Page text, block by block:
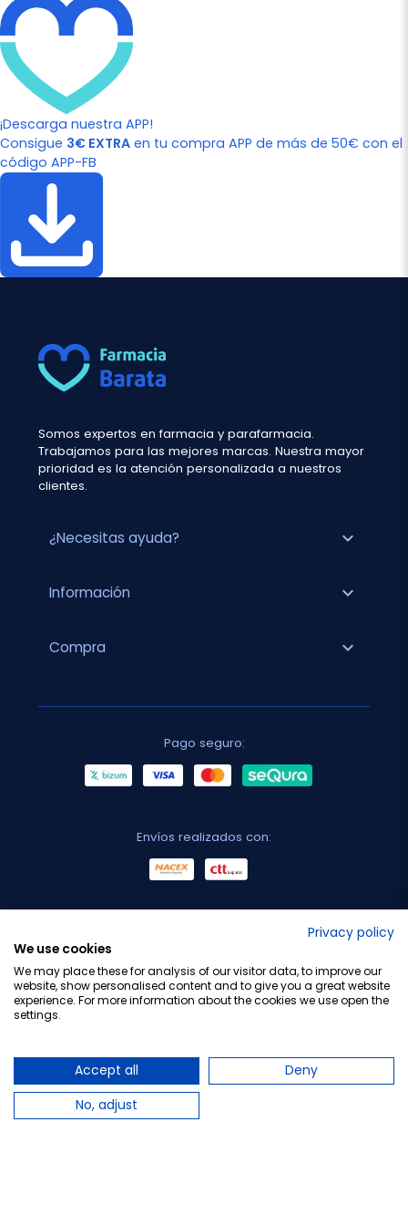
¡Descarga nuestra APP!
Consigue 3€ EXTRA en tu compra APP de más de 50€ con el
código APP-FB
Somos expertos en farmacia y parafarmacia.
Trabajamos para las mejores marcas. Nuestra mayor
prioridad es la atención personalizada a nuestros
clientes.
¿Necesitas ayuda? expand_more
Información expand_more
Compra expand_more
Pago seguro:
Envíos realizados con:
Privacy policy
We use cookies
We may place these for analysis of our visitor data, to improve our
website, show personalised content and to give you a great website
experience. For more information about the cookies we use open the
settings.
Accept all
Deny
No, adjust